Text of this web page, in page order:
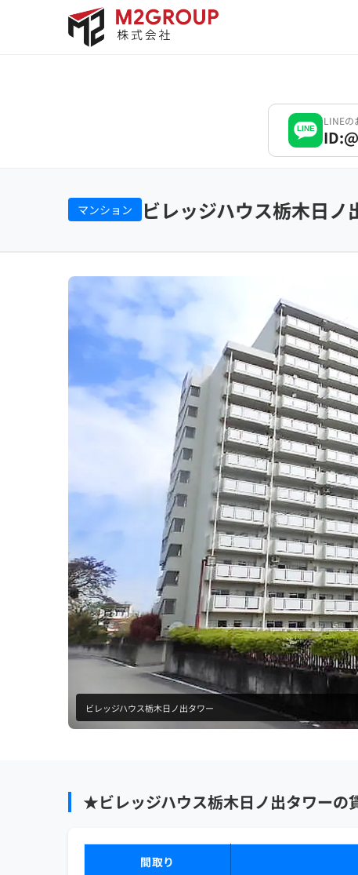
LINE
LINEの
マンション ビレッジハウス栃木日ノ
ビレッジハウス栃木日ノ出タワー
★ビレッジハウス栃木日ノ出タワーの
間取り